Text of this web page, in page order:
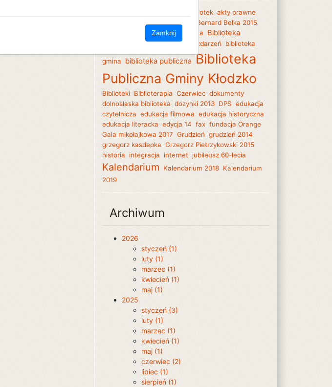
akademia dla bibliotek akty prawne
Bernard Belka 2015
Bibiloteka Centralna biblioteka
Biblioteka
Biblioteka dobrych zdarzeń biblioteka
gmina biblioteka publiczna Biblioteka
Publiczna Gminy Kłodzko
Biblioteki Biblioterapia Czerwiec dokumenty
dolnoslaska biblioteka dozynki 2013 DPS edukacja
czytelnicza edukacja filmowa edukacja historyczna
edukacja literacka edycja 14 fax fundacja Orange
Gala mikołajkowa 2017 Grudzień grudzień 2014
grzegorz kasdepke Grzegorz Pietrzykowski 2015
historia integracja internet jubileusz 60-lecia
Kalendarium Kalendarium 2018 Kalendarium
2019
Archiwum
2026
styczeń (1)
luty (1)
marzec (1)
kwiecień (1)
maj (1)
2025
styczeń (3)
luty (1)
marzec (1)
kwiecień (1)
maj (1)
czerwiec (2)
lipiec (1)
sierpień (1)
Zamknij